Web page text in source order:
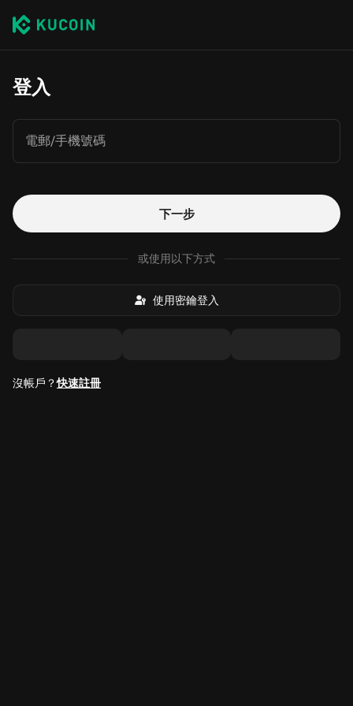
登入
電郵/手機號碼
下一步
或使用以下方式
使用密鑰登入
沒帳戶？快速註冊